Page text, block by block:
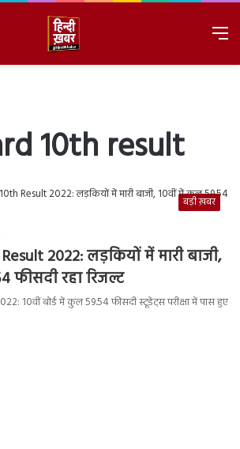
10th result
बड़ी ख़बर
2022: लड़कियों में मारी बाजी,
फीसदी रहा रिजल्ट
10वीं बोर्ड में कुल 59.54 फीसदी स्‍टूडेंट्स परीक्षा में पास हुए